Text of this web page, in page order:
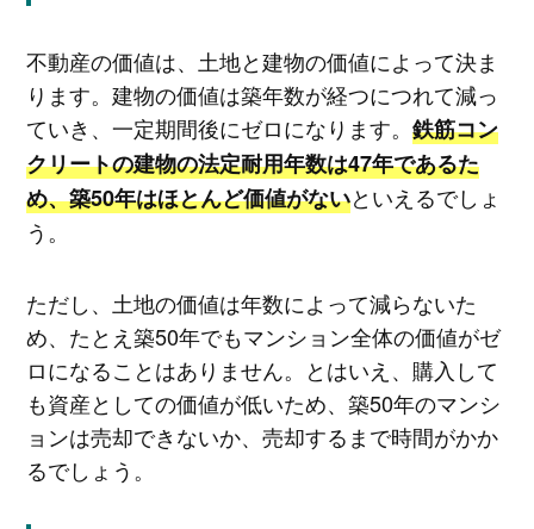
不動産の価値は、土地と建物の価値によって決ま
ります。建物の価値は築年数が経つにつれて減っ
ていき、一定期間後にゼロになります。 鉄筋コン
クリートの建物の法定耐用年数は47年であるた
め、築50年はほとんど価値がないといえるでしょ
う。
ただし、土地の価値は年数によって減らないた
め、たとえ築50年でもマンション全体の価値がゼ
ロになることはありません。とはいえ、購入して
も資産としての価値が低いため、築50年のマンシ
ョンは売却できないか、売却するまで時間がかか
るでしょう。